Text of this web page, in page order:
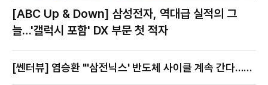
[ABC Up & Down] 삼성전자, 역대급 실적의 그
늘…'갤럭시 포함' DX 부문 첫 적자
[쎈터뷰] 염승환 "'삼전닉스' 반도체 사이클 계속 간다…지